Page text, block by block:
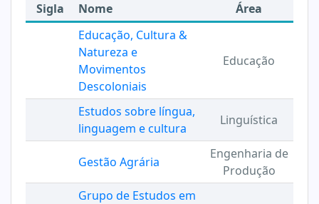
Sigla
Nome
Área
Educação, Cultura &
Natureza e
Movimentos
Descoloniais
Educação
Estudos sobre língua,
linguagem e cultura
Linguística
Gestão Agrária
Engenharia de
Produção
Grupo de Estudos em